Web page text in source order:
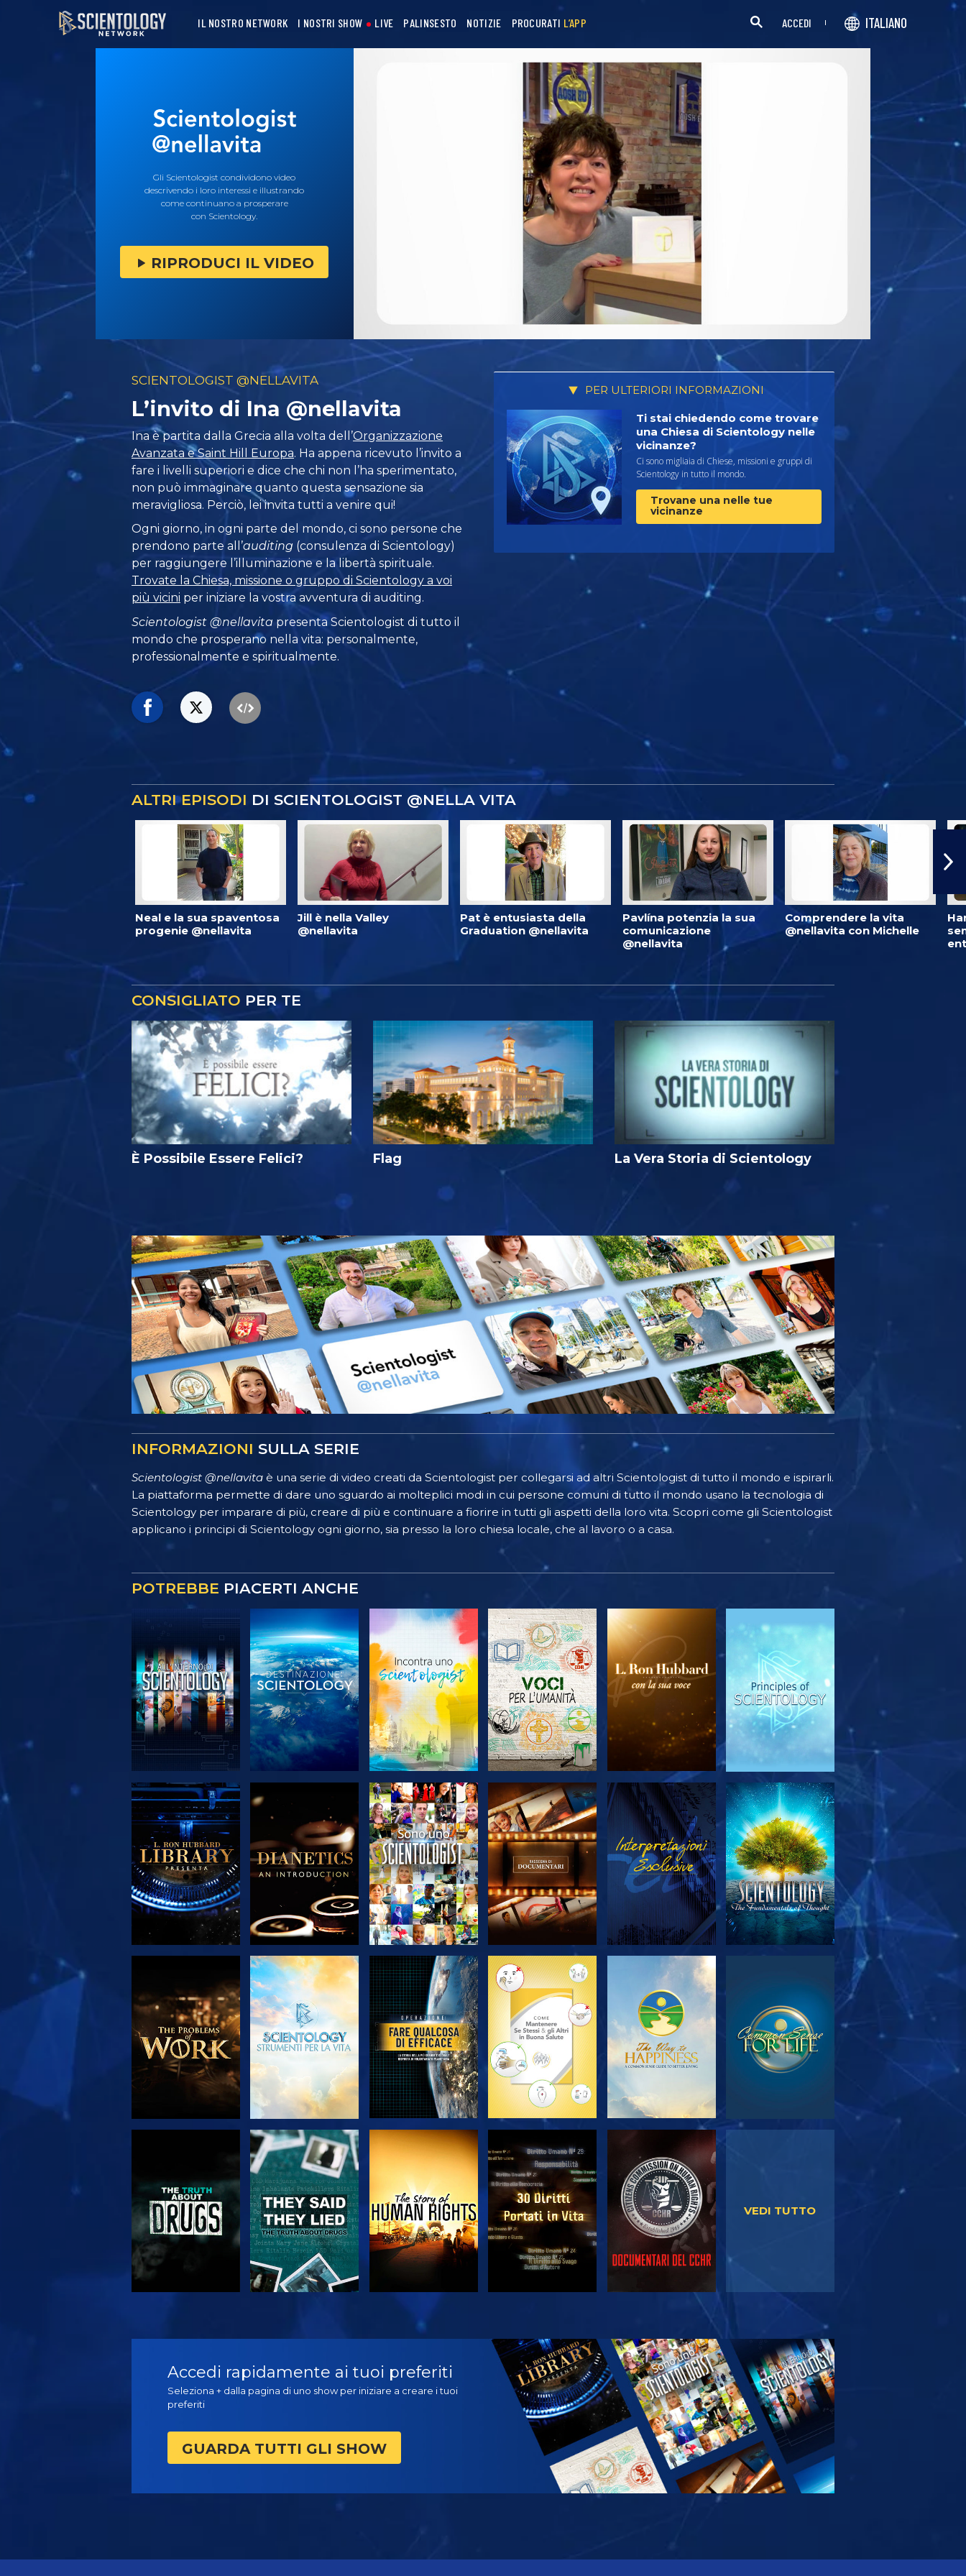
IL NOSTRO NETWORK I NOSTRI SHOW LIVE PALINSESTO NOTIZIE PROCURATI L’APP ACCEDI ITALIANO
Gli Scientologist condividono video
descrivendo i loro interessi e illustrando
come continuano a prosperare
con Scientology.
RIPRODUCI IL VIDEO
SCIENTOLOGIST @NELLAVITA
L’invito di Ina @nellavita
Ina è partita dalla Grecia alla volta dell’Organizzazione
Avanzata e Saint Hill Europa. Ha appena ricevuto l’invito a
fare i livelli superiori e dice che chi non l’ha sperimentato,
non può immaginare quanto questa sensazione sia
meravigliosa. Perciò, lei invita tutti a venire qui!
Ogni giorno, in ogni parte del mondo, ci sono persone che
prendono parte all’auditing (consulenza di Scientology)
per raggiungere l’illuminazione e la libertà spirituale.
Trovate la Chiesa, missione o gruppo di Scientology a voi
più vicini per iniziare la vostra avventura di auditing.
Scientologist @nellavita presenta Scientologist di tutto il
mondo che prosperano nella vita: personalmente,
professionalmente e spiritualmente.
PER ULTERIORI INFORMAZIONI
Ti stai chiedendo come trovare
una Chiesa di Scientology nelle
vicinanze?
Ci sono migliaia di Chiese, missioni e gruppi di
Scientology in tutto il mondo.
Trovane una nelle tue
vicinanze
ALTRI EPISODI DI SCIENTOLOGIST @NELLA VITA
Neal e la sua spaventosa
progenie @nellavita
Jill è nella Valley
@nellavita
Pat è entusiasta della
Graduation @nellavita
Pavlína potenzia la sua
comunicazione
@nellavita
Comprendere la vita
@nellavita con Michelle
CONSIGLIATO PER TE
È Possibile Essere Felici? Flag La Vera Storia di Scientology
INFORMAZIONI SULLA SERIE
Scientologist @nellavita è una serie di video creati da Scientologist per collegarsi ad altri Scientologist di tutto il mondo e ispirarli.
La piattaforma permette di dare uno sguardo ai molteplici modi in cui persone comuni di tutto il mondo usano la tecnologia di
Scientology per imparare di più, creare di più e continuare a fiorire in tutti gli aspetti della loro vita. Scopri come gli Scientologist
applicano i principi di Scientology ogni giorno, sia presso la loro chiesa locale, che al lavoro o a casa.
POTREBBE PIACERTI ANCHE
ESPLORA LE
SERIE
ESPLORA LE
SERIE
ESPLORA LE
SERIE
ESPLORA LE
SERIE
ESPLORA LE
SERIE
GUARDA
ESPLORA LE
SERIE
GUARDA
ESPLORA LE
SERIE
ESPLORA LE
SERIE
ESPLORA LE
SERIE
GUARDA GUARDA GUARDA GUARDA
GUARDA
ESPLORA LE
SERIE
VEDI TUTTO
Accedi rapidamente ai tuoi preferiti
Seleziona + dalla pagina di uno show per iniziare a creare i tuoi
preferiti
GUARDA TUTTI GLI SHOW